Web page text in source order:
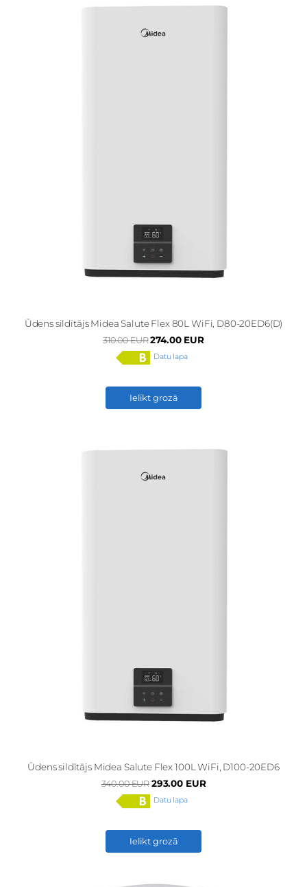
Ūdens sildītājs Midea Salute Flex 80L WiFi, D80-20ED6(D)
310.00 EUR274.00 EUR
Datu lapa
Ielikt grozā
Ūdens sildītājs Midea Salute Flex 100L WiFi, D100-20ED6
340.00 EUR 293.00 EUR
Datu lapa
Ielikt grozā